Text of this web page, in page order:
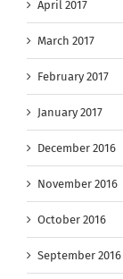
April 2017
March 2017
February 2017
January 2017
December 2016
November 2016
October 2016
September 2016